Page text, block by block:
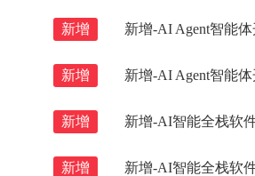
新增 新增-AI Agent智能
新增 新增-AI Agent智能
新增 新增-AI智能全栈软
新增 新增-AI智能全栈软